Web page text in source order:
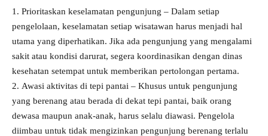
1. Prioritaskan keselamatan pengunjung – Dalam setiap
pengelolaan, keselamatan setiap wisatawan harus menjadi hal
utama yang diperhatikan. Jika ada pengunjung yang mengalami
sakit atau kondisi darurat, segera koordinasikan dengan dinas
kesehatan setempat untuk memberikan pertolongan pertama.
2. Awasi aktivitas di tepi pantai – Khusus untuk pengunjung
yang berenang atau berada di dekat tepi pantai, baik orang
dewasa maupun anak-anak, harus selalu diawasi. Pengelola
diimbau untuk tidak mengizinkan pengunjung berenang terlalu